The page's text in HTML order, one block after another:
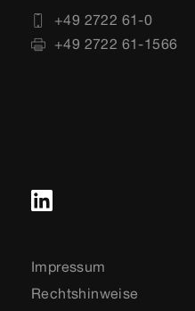
+49 2722 61-0
+49 2722 61-1566
Impressum
Rechtshinweise